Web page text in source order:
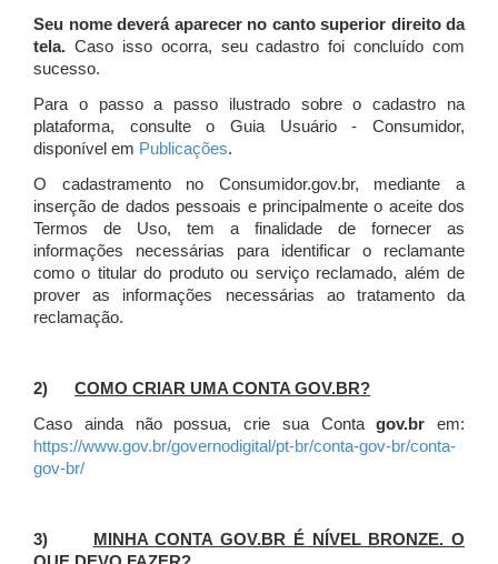
Seu nome deverá aparecer no canto superior direito da
tela. Caso isso ocorra, seu cadastro foi concluído com
sucesso.
Para o passo a passo ilustrado sobre o cadastro na
plataforma, consulte o Guia Usuário - Consumidor,
disponível em Publicações.
O cadastramento no Consumidor.gov.br, mediante a
inserção de dados pessoais e principalmente o aceite dos
Termos de Uso, tem a finalidade de fornecer as
informações necessárias para identificar o reclamante
como o titular do produto ou serviço reclamado, além de
prover as informações necessárias ao tratamento da
reclamação.
2) COMO CRIAR UMA CONTA GOV.BR?
Caso ainda não possua, crie sua Contagov.br em:
https://www.gov.br/governodigital/pt-br/conta-gov-br/conta-
gov-br/
3)
MINHA CONTA GOV.BR É NÍVEL BRONZE. O